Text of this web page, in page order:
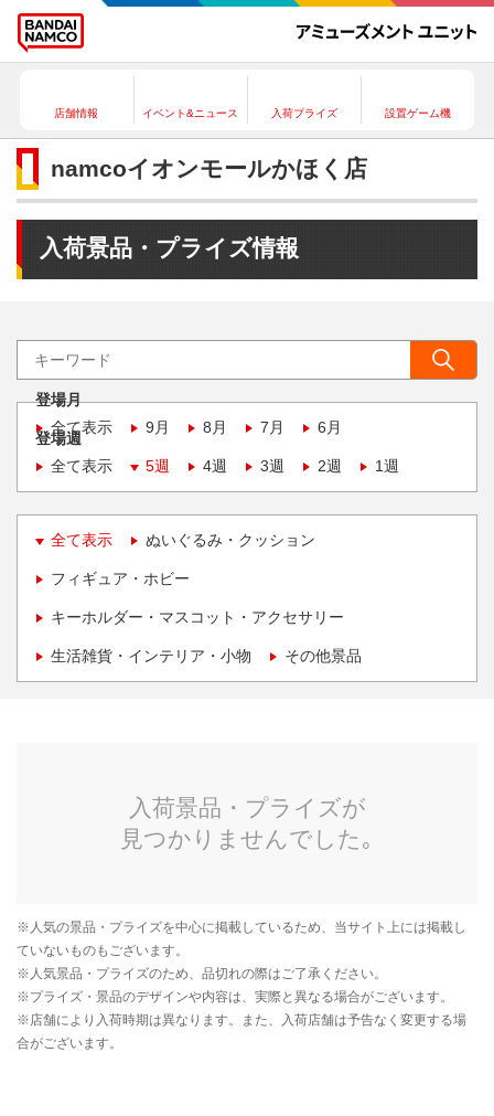
店舗情報 イベント&ニュース 入荷プライズ 設置ゲーム機
namcoイオンモールかほく店
入荷景品・プライズ情報
登場月
全て表示
9月 8月 7月 6月
登場週
全て表示
5週 4週 3週 2週 1週
全て表示 ぬいぐるみ・クッション
フィギュア・ホビー
キーホルダー・マスコット・アクセサリー
生活雑貨・インテリア・小物 その他景品